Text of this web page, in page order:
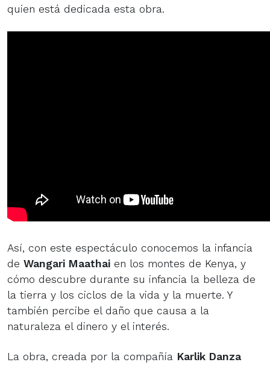
quien está dedicada esta obra.
Así, con este espectáculo conocemos la infancia
de Wangari Maathai en los montes de Kenya, y
cómo descubre durante su infancia la belleza de
la tierra y los ciclos de la vida y la muerte. Y
también percibe el daño que causa a la
naturaleza el dinero y el interés.
La obra, creada por la compañía Karlik Danza